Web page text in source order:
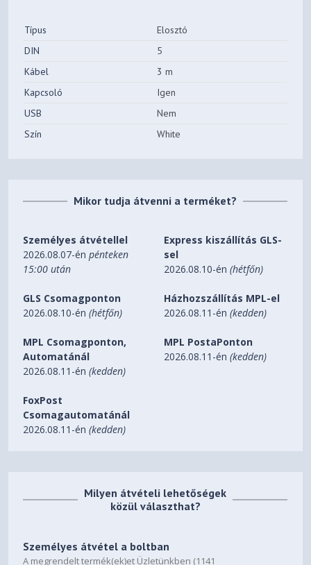
Típus
Elosztó
DIN
5
Kábel
3 m
Kapcsoló
Igen
USB
Nem
Szín
White
Mikor tudja átvenni a terméket?
Személyes átvétellel
2026.08.07-énpénteken
15:00 után
Express kiszállítás GLS-
sel
2026.08.10-én(hétfőn)
GLS Csomagponton
2026.08.10-én(hétfőn)
Házhozszállítás MPL-el
2026.08.11-én(kedden)
MPL Csomagponton,
Automatánál
2026.08.11-én(kedden)
MPL PostaPonton
2026.08.11-én(kedden)
FoxPost
Csomagautomatánál
2026.08.11-én(kedden)
Milyen átvételi lehetőségek
közül választhat?
Személyes átvétel a boltban
A megrendelt termék(ek)et Üzletünkben (1141